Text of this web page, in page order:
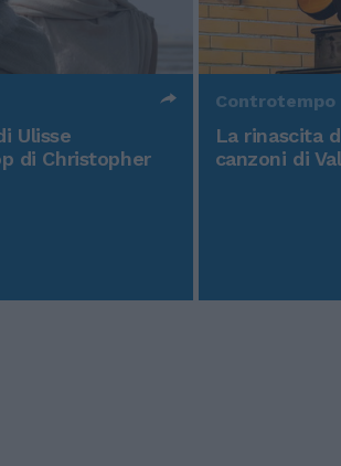
Ulisse
di Christopher
Controtempo
La rinascita
canzoni di